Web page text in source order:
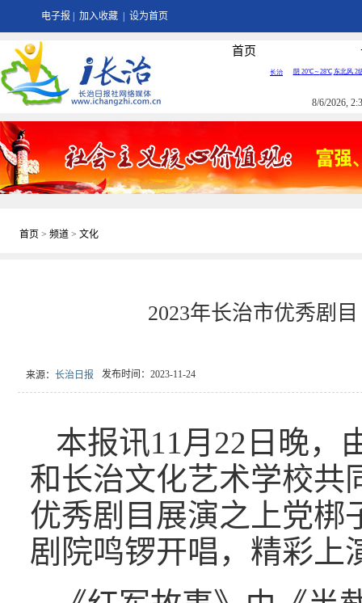
电子报 加入收藏 设为首页
首页
8/6/2026,
首页 > 频道 > 文化
2023年长治市优秀剧
来源： 长治日报 发布时间：2023-11-24
本报讯11月22日晚，
和长治文化艺术学校共
优秀剧目展演之上党梆
剧院鸣锣开唱，精彩上